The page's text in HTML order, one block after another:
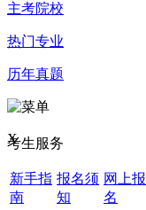
主考院校
热门专业
历年真题
X
考生服务
新手指
南
报名须
知
网上报
名